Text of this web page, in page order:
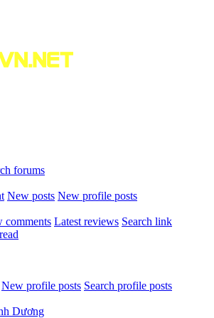
forums
New posts New profile posts
comments Latest reviews Search link
New profile posts Search profile posts
Dương